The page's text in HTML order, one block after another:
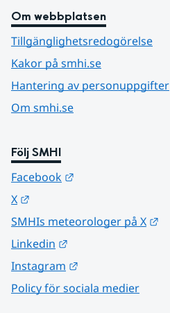
Om webbplatsen
Tillgänglighetsredogörelse
Kakor på smhi.se
Hantering av personuppgifter
Om smhi.se
Följ SMHI
Facebook
X
SMHIs meteorologer på X
Linkedin
Instagram
Policy för sociala medier